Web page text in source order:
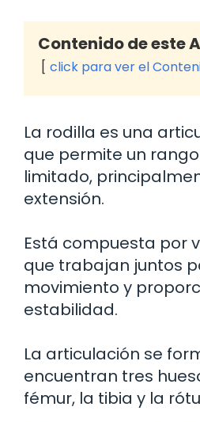
Contenido de este
click para ver el
La rodilla es una
que permite un
limitado,
extensión.
Está compuesta por
que trabajan juntos
movimiento y
estabilidad.
La articulación se
encuentran tres
fémur, la tibia y la